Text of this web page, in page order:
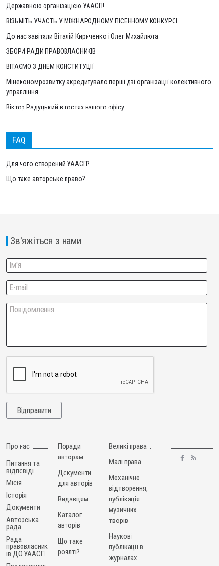
Державною організацією УААСП!
ВІЗЬМІТЬ УЧАСТЬ У МІЖНАРОДНОМУ ПІСЕННОМУ КОНКУРСІ
До нас завітали Віталій Кириченко і Олег Михайлюта
ЗБОРИ РАДИ ПРАВОВЛАСНИКІВ
ВІТАЄМО З ДНЕМ КОНСТИТУЦІЇ
Мінекономрозвитку акредитувало перші дві організації колективного
управління
Віктор Радуцький в гостях нашого офісу
FAQ
Для чого створений УААСП?
Що таке авторське право?
Зв'яжіться з нами
Про нас
Питання та
відповіді
Місія
Історія
Документи
Авторська
рада
Рада
правовласник
ів ДО УААСП
Поради
авторам
Документи
для авторів
Видавцям
Каталог
авторів
Що таке
роялті?
Великі права
Малі права
Механічне
відтворення,
публікація
музичних
творів
Наукові
публікації в
журналах